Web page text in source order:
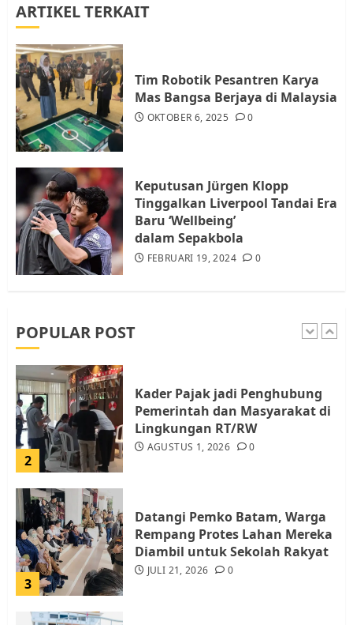
ARTIKEL TERKAIT
Tim Robotik Pesantren Karya
Mas Bangsa Berjaya di Malaysia
OKTOBER 6, 2025 0
Keputusan Jürgen Klopp
Tinggalkan Liverpool Tandai Era
Baru ‘Wellbeing’
dalam Sepakbola
FEBRUARI 19, 2024 0
POPULAR POST
4
Warga Rempang Ajukan
JULI 17, 2026 0
5
Warga Rempang
JULI 15, 2026 0
1
2
Kader Pajak jadi Penghubung
Pemerintah dan Masyarakat di
Lingkungan RT/RW
AGUSTUS 1, 2026 0
3
Datangi Pemko Batam, Warga
Rempang Protes Lahan Mereka
Diambil untuk Sekolah Rakyat
JULI 21, 2026 0